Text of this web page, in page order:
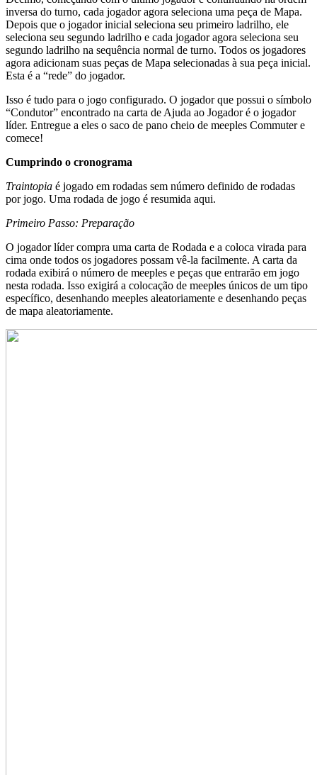
inversa do turno, cada jogador agora seleciona uma peça de Mapa.
Depois que o jogador inicial seleciona seu primeiro ladrilho, ele
seleciona seu segundo ladrilho e cada jogador agora seleciona seu
segundo ladrilho na sequência normal de turno. Todos os jogadores
agora adicionam suas peças de Mapa selecionadas à sua peça inicial.
Esta é a “rede” do jogador.
Isso é tudo para o jogo configurado. O jogador que possui o símbolo
“Condutor” encontrado na carta de Ajuda ao Jogador é o jogador
líder. Entregue a eles o saco de pano cheio de meeples Commuter e
comece!
Cumprindo o cronograma
Traintopia é jogado em rodadas sem número definido de rodadas
por jogo. Uma rodada de jogo é resumida aqui.
Primeiro Passo: Preparação
O jogador líder compra uma carta de Rodada e a coloca virada para
cima onde todos os jogadores possam vê-la facilmente. A carta da
rodada exibirá o número de meeples e peças que entrarão em jogo
nesta rodada. Isso exigirá a colocação de meeples únicos de um tipo
específico, desenhando meeples aleatoriamente e desenhando peças
de mapa aleatoriamente.